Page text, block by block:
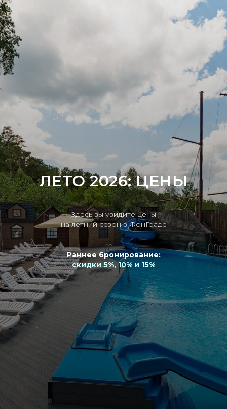
ЛЕТО 2026: ЦЕНЫ
Здесь вы увидите цены
на летний сезон в ФонГраде
Раннее бронирование:
скидки 5%, 10% и 15%